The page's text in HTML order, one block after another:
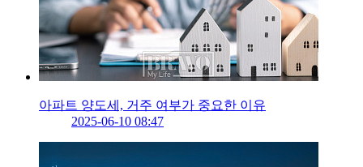
아파트 양도세, 거주 여부가 중요한 이유
2025-06-10 08:47